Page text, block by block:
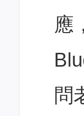
應
問